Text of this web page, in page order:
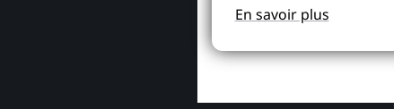
En savoir plus